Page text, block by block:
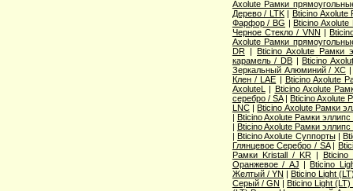
Axolute Рамки
Дерево / LTK|Bticino Axolute
Фарфор / BG |Bticino
Черное Стекло / VNN |
Axolute Рамки
DR| Bticino Axolute Рамки
карамель / DB|Bticino
Зеркальный Алюминий / XC
Клен / LAE | Bticino Axolute
AxoluteL
| Bticino Axolute
серебро / SA|Bticino Axolute
LNC|Bticino Axolute Рамки
| Bticino Axolute Рамки
| Bticino Axolute Рамки
|Bticino Axolute Суппорты|
Глянцевое Серебро / SA|
Рамки Kristall / KR|
Оранжевое / AJ |Bticino
Желтый / YN | Bticino Light
Серый / GN |Bticino Light